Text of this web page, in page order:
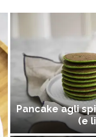
Pancake agli
(e